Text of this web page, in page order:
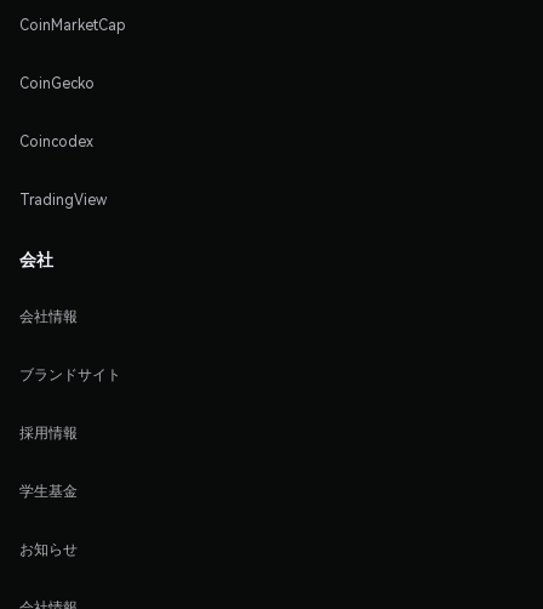
CoinMarketCap
CoinGecko
Coincodex
TradingView
会社
会社情報
ブランドサイト
採用情報
学生基金
お知らせ